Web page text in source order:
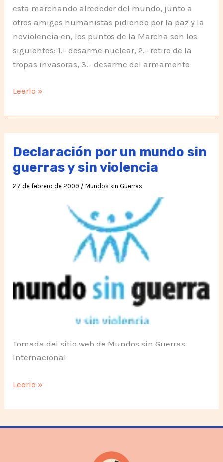
esta marchando alrededor del mundo, junto a
otros amigos humanistas pidiendo por la paz y la
noviolencia en, los puntos de la Marcha son los
siguientes: 1.- desarme nuclear, 2.- retiro de la
tropas invasoras, 3.- desarme del armamento
Una
del
banco!
Leerlo »
Declaración por un mundo sin
guerras y sin violencia
27 de febrero de 2009 /Mundos sin Guerras
Tomada del sitio web de Mundos sin Guerras
Internacional
Declaración
un
mundo
Leerlo »